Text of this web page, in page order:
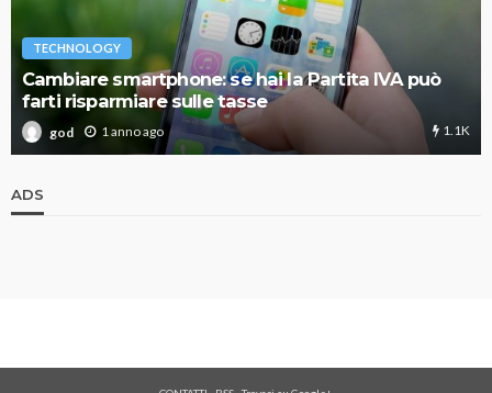
TECHNOLOGY
Cambiare smartphone: se hai la Partita IVA può
farti risparmiare sulle tasse
god 1 anno ago 1.1K
ADS